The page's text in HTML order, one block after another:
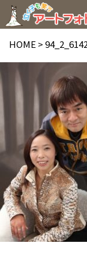
HOME >